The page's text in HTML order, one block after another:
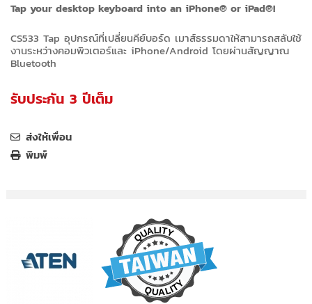
Tap your desktop keyboard into an iPhone® or iPad®!
CS533 Tap อุปกรณ์ที่เปลี่ยนคีย์บอร์ด เมาส์ธรรมดาให้สามารถสลับใช้
งานระหว่างคอมพิวเตอร์และ iPhone/Android โดยผ่านสัญญาณ
Bluetooth
รับประกัน 3 ปีเต็ม
ส่งให้เพื่อน
พิมพ์